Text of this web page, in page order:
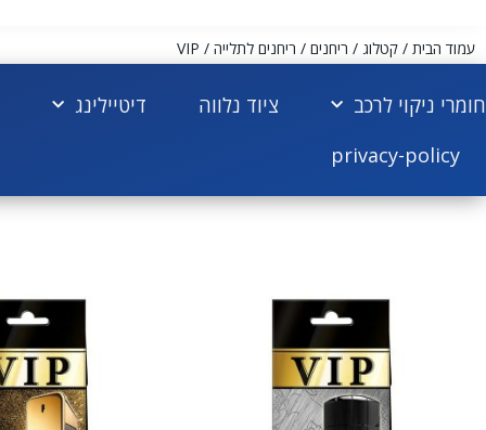
עמוד הבית / קטלוג / ריחנים / ריחנים לתלייה / VIP
חומרי ניקוי לרכב ציוד נלווה דיטיילינג
privacy-policy